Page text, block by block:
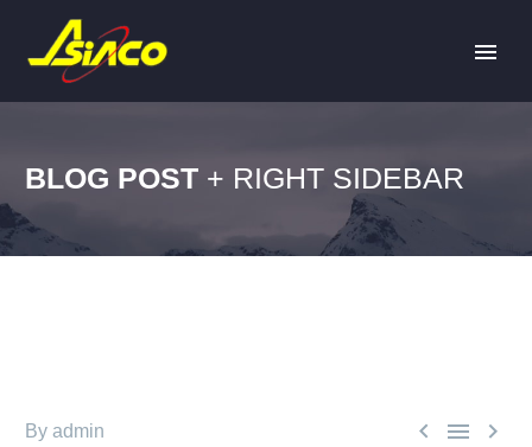
BLOG POST + RIGHT SIDEBAR
  
By admin